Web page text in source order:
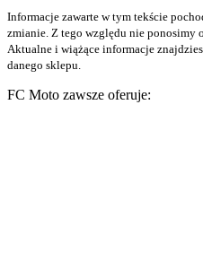
Informacje zawarte w tym tekście
zmianie. Z tego względu nie ponosimy
Aktualne i wiążące informacje
danego sklepu.
FC Moto zawsze oferuje: